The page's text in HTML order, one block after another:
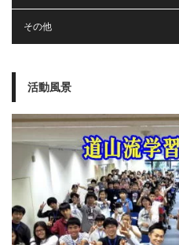
その他
活動風景